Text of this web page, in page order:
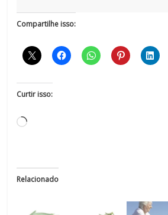
Compartilhe isso:
Curtir isso:
Relacionado